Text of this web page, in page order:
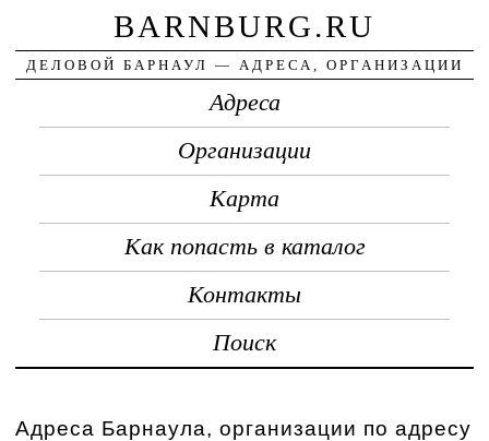
BARNBURG.RU
ДЕЛОВОЙ БАРНАУЛ — АДРЕСА, ОРГАНИЗАЦИИ
Адреса
Организации
Карта
Как попасть в каталог
Контакты
Поиск
Адреса Барнаула, организации по адресу